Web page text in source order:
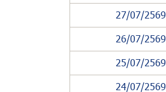
27/07/2569
26/07/2569
25/07/2569
24/07/2569